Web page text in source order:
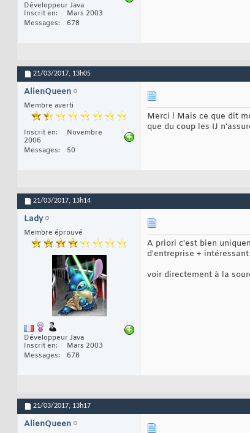
Développeur Java
Inscrit en
Mars 2003
Messages
678
21/03/2017, 13h05
AlienQueen
Membre averti
Inscrit en
Novembre
2006
Messages
50
Merci ! Mais ce que dit
que du coup les IJ
21/03/2017, 13h14
Lady
Membre éprouvé
Développeur Java
Inscrit en
Mars 2003
Messages
678
A priori c'est bien
d'entreprise +
voir directement à la
21/03/2017, 13h17
AlienQueen